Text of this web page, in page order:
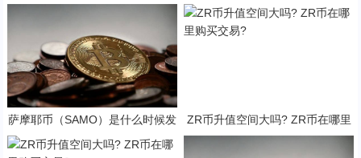
萨摩耶币（SAMO）是什么时候发
行的？SAMO币可以做什么？
ZR币升值空间大吗? ZR币在哪里
购买交易?